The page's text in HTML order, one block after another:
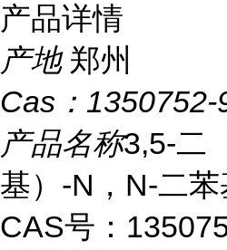
产品详情
产地 郑州
Cas： 1350752-
产品名称3,5-二
基）-N，N-二苯
CAS号：